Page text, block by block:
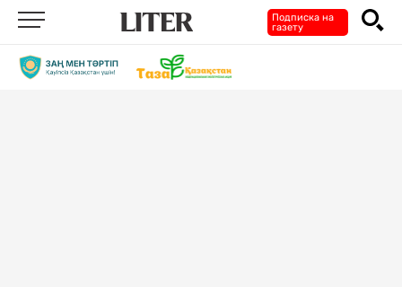
Подписка на
газету